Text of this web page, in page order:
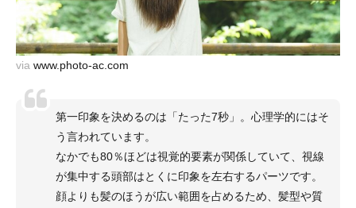
via www.photo-ac.com
第一印象を決めるのは「たった7秒」。心理学的にはそ
う言われています。
なかでも80％ほどは視覚的要素が関係していて、視線
が集中する頭部はとくに印象を左右するパーツです。
顔よりも髪のほうが広い範囲を占めるため、髪型や質